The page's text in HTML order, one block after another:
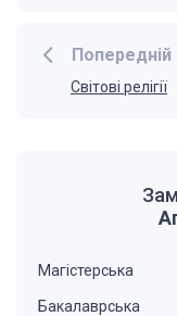
Попередній
Світові релігії
Магістерська
Бакалаврська